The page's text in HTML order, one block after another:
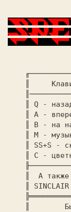
Q -
A -
В - на
M -
SS+S -
C -
A